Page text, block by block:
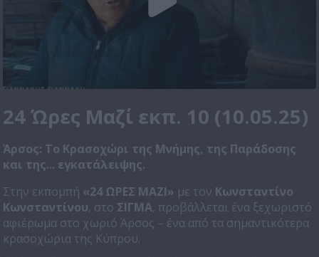
24 Ώρες Μαζί εκπ. 10 (10.05.25)
Άρσος: Το Κρασοχώρι της Μνήμης, της Παράδοσης
και της... εγκατάλειψης.
Στην εκπομπή «24 ΩΡΕΣ ΜΑΖΙ» με τον Κωνσταντίνο
Κωνσταντίνου, στο ΣΙΓΜΑ, προβάλλεται ένα ξεχωριστό
αφιέρωμα στο χωριό Άρσος – ένα από τα σημαντικότερα
κρασοχώρια της Κύπρου.